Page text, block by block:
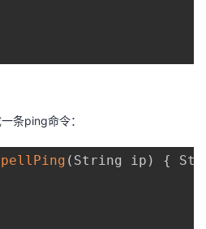
条ping命令：
( String ip ) {